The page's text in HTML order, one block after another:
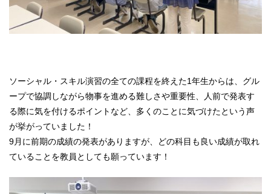
ソーシャル・スキル演習の全ての課程を終えた1年生からは、グル
ープで協調しながら物事を進める難しさや重要性、人前で発表す
る際に気を付けるポイントなど、多くのことに気づけたという声
が挙がっていました！
9月に前期の成績の発表がありますが、どの科目も良い成績が取れ
ていることを教員としても願っています！